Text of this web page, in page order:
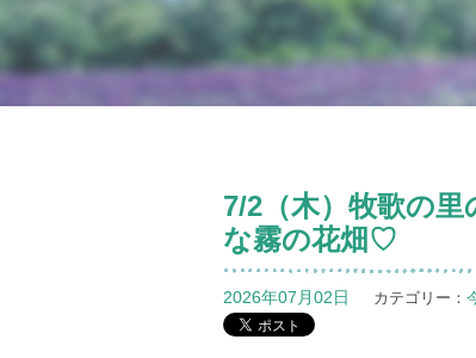
7/2（木）牧歌の
な霧の花畑♡
2026年07月02日 カテゴリー：